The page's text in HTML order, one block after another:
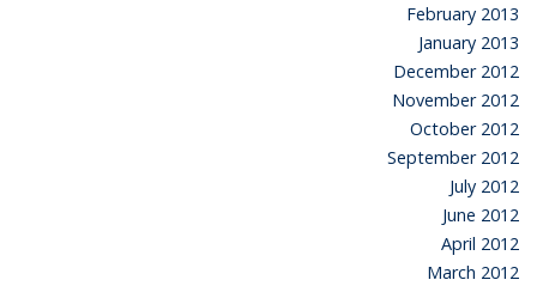
February 2013
January 2013
December 2012
November 2012
October 2012
September 2012
July 2012
June 2012
April 2012
March 2012